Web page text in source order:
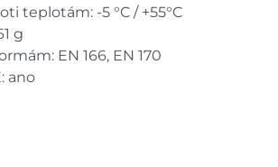
teplotám: -5 °C / +55°C
g
EN 166, EN 170
ano